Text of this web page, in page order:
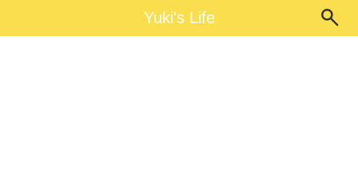
Yuki's LifeYuki's Life